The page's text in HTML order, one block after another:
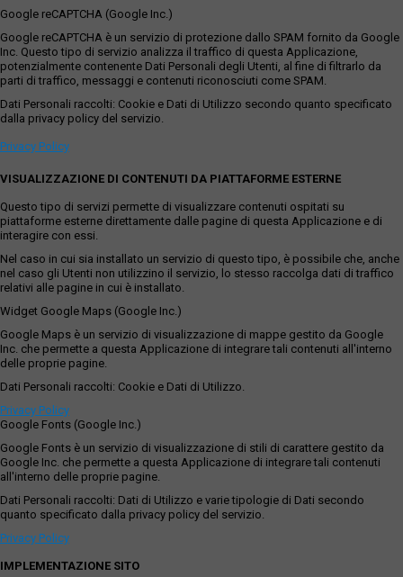
Google reCAPTCHA (Google Inc.)
Google reCAPTCHA è un servizio di protezione dallo SPAM fornito da Google
Inc. Questo tipo di servizio analizza il traffico di questa Applicazione,
potenzialmente contenente Dati Personali degli Utenti, al fine di filtrarlo da
parti di traffico, messaggi e contenuti riconosciuti come SPAM.
Dati Personali raccolti: Cookie e Dati di Utilizzo secondo quanto specificato
dalla privacy policy del servizio.
Privacy Policy
VISUALIZZAZIONE DI CONTENUTI DA PIATTAFORME ESTERNE
Questo tipo di servizi permette di visualizzare contenuti ospitati su
piattaforme esterne direttamente dalle pagine di questa Applicazione e di
interagire con essi.
Nel caso in cui sia installato un servizio di questo tipo, è possibile che, anche
nel caso gli Utenti non utilizzino il servizio, lo stesso raccolga dati di traffico
relativi alle pagine in cui è installato.
Widget Google Maps (Google Inc.)
Google Maps è un servizio di visualizzazione di mappe gestito da Google
Inc. che permette a questa Applicazione di integrare tali contenuti all'interno
delle proprie pagine.
Dati Personali raccolti: Cookie e Dati di Utilizzo.
Privacy Policy
Google Fonts (Google Inc.)
Google Fonts è un servizio di visualizzazione di stili di carattere gestito da
Google Inc. che permette a questa Applicazione di integrare tali contenuti
all'interno delle proprie pagine.
Dati Personali raccolti: Dati di Utilizzo e varie tipologie di Dati secondo
quanto specificato dalla privacy policy del servizio.
Privacy Policy
IMPLEMENTAZIONE SITO